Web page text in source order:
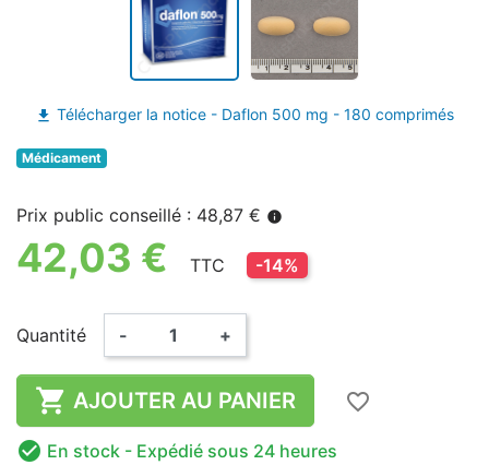
file_download Télécharger la notice - Daflon 500 mg - 180 comprimés
Médicament
Prix public conseillé : 48,87 € info
42,03 € TTC -14%
Quantité - +
 AJOUTER AU PANIER
favorite_border
 En stock - Expédié sous 24 heures